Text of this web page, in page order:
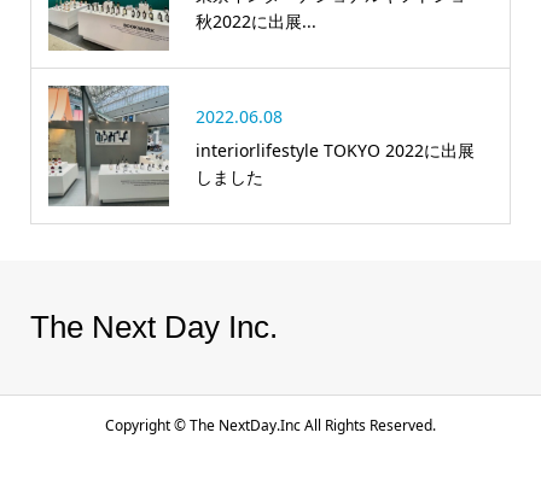
秋2022に出展...
2022.06.08
interiorlifestyle TOKYO 2022に出展
しました
The Next Day Inc.
Copyright ©The NextDay.Inc All Rights Reserved.